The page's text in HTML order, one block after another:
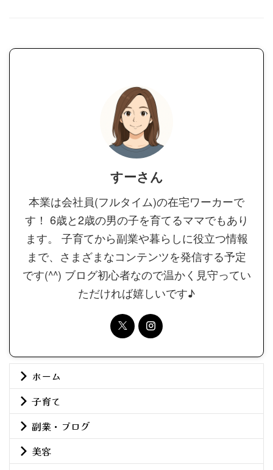
すーさん
本業は会社員(フルタイム)の在宅ワーカーで
す！ 6歳と2歳の男の子を育てるママでもあり
ます。 子育てから副業や暮らしに役立つ情報
まで、さまざまなコンテンツを発信する予定
です(^^) ブログ初心者なので温かく見守ってい
ただければ嬉しいです♪
ホーム
子育て
副業・ブログ
美容